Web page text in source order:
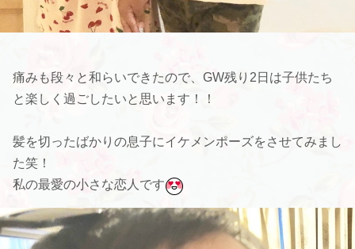
痛みも段々と和らいできたので、GW残り2日は子供たち
と楽しく過ごしたいと思います！！
髪を切ったばかりの息子にイケメンポーズをさせてみまし
た笑！
私の最愛の小さな恋人です